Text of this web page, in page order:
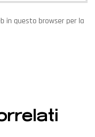
in questo browser per la